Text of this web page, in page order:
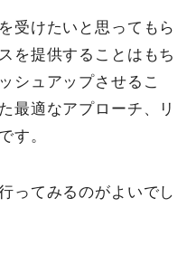
受けたいと思ってもら
を提供することはもち
シュアップさせるこ
最適なアプローチ、リ
す。
ってみるのがよいでし